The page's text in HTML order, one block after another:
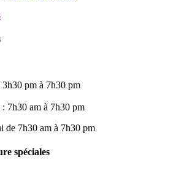
pm à 7h30 pm
7h30 am à 7h30 pm
de 7h30 am à 7h30 pm
spéciales